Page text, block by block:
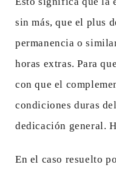
sin más, que el plus
permanencia o
horas extras. Para
con que el
condiciones duras
dedicación general.
En el caso resuelto